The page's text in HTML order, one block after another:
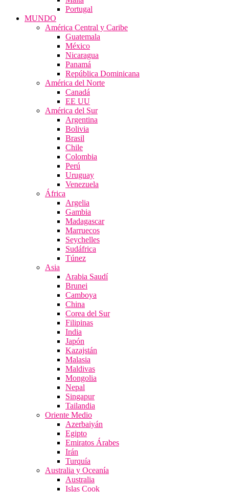
Portugal
MUNDO
América Central y Caribe
Guatemala
México
Nicaragua
Panamá
República Dominicana
América del Norte
Canadá
EE UU
América del Sur
Argentina
Bolivia
Brasil
Chile
Colombia
Perú
Uruguay
Venezuela
África
Argelia
Gambia
Madagascar
Marruecos
Seychelles
Sudáfrica
Túnez
Asia
Arabia Saudí
Brunei
Camboya
China
Corea del Sur
Filipinas
India
Japón
Kazajstán
Malasia
Maldivas
Mongolia
Nepal
Singapur
Tailandia
Oriente Medio
Azerbaiyán
Egipto
Emiratos Árabes
Irán
Turquía
Australia y Oceanía
Australia
Islas Cook